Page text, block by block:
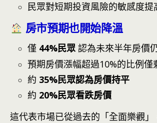
民眾對短期投資風險的敏感度提
房市預期也開始降溫
僅 44%民眾 認為未來半年房價
預期房價漲幅超過10%的比例僅
約 35%民眾認為房價持平
約 20%民眾看跌房價
這代表市場已從過去的「全面樂觀」